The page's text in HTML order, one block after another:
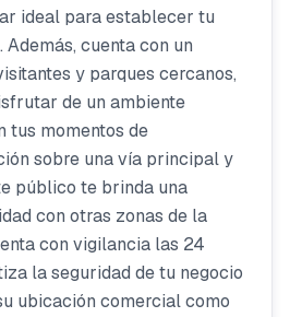
ideal para establecer tu
cuenta con un
y parques cercanos,
de un ambiente
tus momentos de
sobre una vía principal y
público te brinda una
con otras zonas de la
con vigilancia las 24
la seguridad de tu negocio
ubicación comercial como